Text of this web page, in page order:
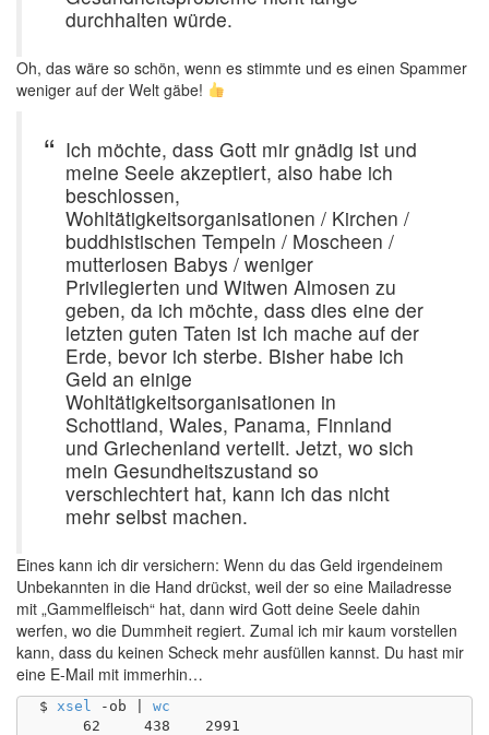
durchhalten würde.
Oh, das wäre so schön, wenn es stimmte und es einen Spammer
weniger auf der Welt gäbe!
Ich möchte, dass Gott mir gnädig ist und
meine Seele akzeptiert, also habe ich
beschlossen,
Wohltätigkeitsorganisationen / Kirchen /
buddhistischen Tempeln / Moscheen /
mutterlosen Babys / weniger
Privilegierten und Witwen Almosen zu
geben, da ich möchte, dass dies eine der
letzten guten Taten ist Ich mache auf der
Erde, bevor ich sterbe. Bisher habe ich
Geld an einige
Wohltätigkeitsorganisationen in
Schottland, Wales, Panama, Finnland
und Griechenland verteilt. Jetzt, wo sich
mein Gesundheitszustand so
verschlechtert hat, kann ich das nicht
mehr selbst machen.
Eines kann ich dir versichern: Wenn du das Geld irgendeinem
Unbekannten in die Hand drückst, weil der so eine Mailadresse
mit „Gammelfleisch“ hat, dann wird Gott deine Seele dahin
werfen, wo die Dummheit regiert. Zumal ich mir kaum vorstellen
kann, dass du keinen Scheck mehr ausfüllen kannst. Du hast mir
eine E-Mail mit immerhin…
$ xsel -ob | wc
     62     438    2991